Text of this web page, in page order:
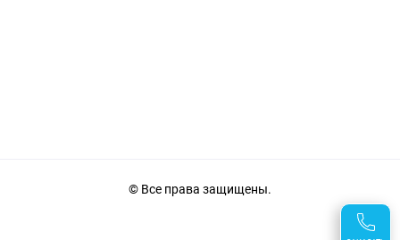
© Все права защищены.